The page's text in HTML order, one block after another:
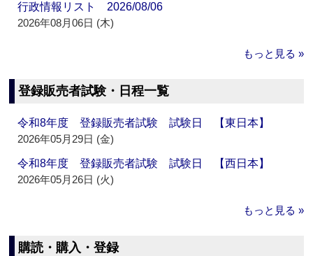
行政情報リスト 2026/08/06
2026年08月06日 (木)
もっと見る »
登録販売者試験・日程一覧
令和8年度 登録販売者試験 試験日 【東日本】
2026年05月29日 (金)
令和8年度 登録販売者試験 試験日 【西日本】
2026年05月26日 (火)
もっと見る »
購読・購入・登録